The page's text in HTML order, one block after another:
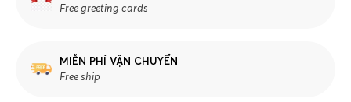
Free greeting cards
MIỄN PHÍ VẬN CHUYỂN
Free ship